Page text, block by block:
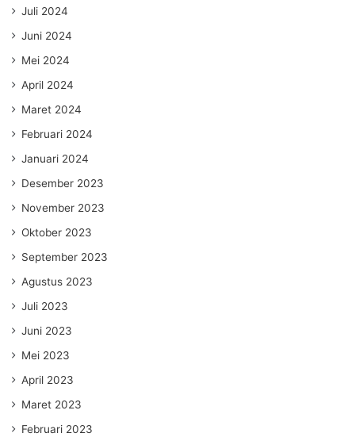
Juli 2024
Juni 2024
Mei 2024
April 2024
Maret 2024
Februari 2024
Januari 2024
Desember 2023
November 2023
Oktober 2023
September 2023
Agustus 2023
Juli 2023
Juni 2023
Mei 2023
April 2023
Maret 2023
Februari 2023